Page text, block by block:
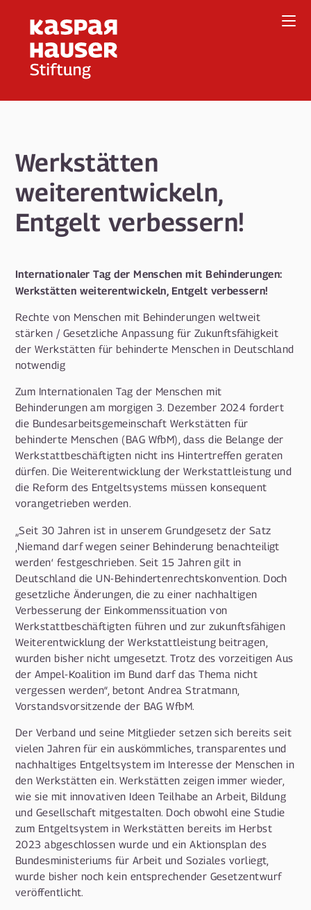
Werkstätten
weiterentwickeln,
Entgelt verbessern!
Internationaler Tag der Menschen mit Behinderungen:
Werkstätten weiterentwickeln, Entgelt verbessern!
Rechte von Menschen mit Behinderungen weltweit
stärken / Gesetzliche Anpassung für Zukunftsfähigkeit
der Werkstätten für behinderte Menschen in Deutschland
notwendig
Zum Internationalen Tag der Menschen mit
Behinderungen am morgigen 3. Dezember 2024 fordert
die Bundesarbeitsgemeinschaft Werkstätten für
behinderte Menschen (BAG WfbM), dass die Belange der
Werkstattbeschäftigten nicht ins Hintertreffen geraten
dürfen. Die Weiterentwicklung der Werkstattleistung und
die Reform des Entgeltsystems müssen konsequent
vorangetrieben werden.
„Seit 30 Jahren ist in unserem Grundgesetz der Satz
‚Niemand darf wegen seiner Behinderung benachteiligt
werden‘ festgeschrieben. Seit 15 Jahren gilt in
Deutschland die UN-Behindertenrechtskonvention. Doch
gesetzliche Änderungen, die zu einer nachhaltigen
Verbesserung der Einkommenssituation von
Werkstattbeschäftigten führen und zur zukunftsfähigen
Weiterentwicklung der Werkstattleistung beitragen,
wurden bisher nicht umgesetzt. Trotz des vorzeitigen Aus
der Ampel-Koalition im Bund darf das Thema nicht
vergessen werden“, betont Andrea Stratmann,
Vorstandsvorsitzende der BAG WfbM.
Der Verband und seine Mitglieder setzen sich bereits seit
vielen Jahren für ein auskömmliches, transparentes und
nachhaltiges Entgeltsystem im Interesse der Menschen in
den Werkstätten ein. Werkstätten zeigen immer wieder,
wie sie mit innovativen Ideen Teilhabe an Arbeit, Bildung
und Gesellschaft mitgestalten. Doch obwohl eine Studie
zum Entgeltsystem in Werkstätten bereits im Herbst
2023 abgeschlossen wurde und ein Aktionsplan des
Bundesministeriums für Arbeit und Soziales vorliegt,
wurde bisher noch kein entsprechender Gesetzentwurf
veröffentlicht.